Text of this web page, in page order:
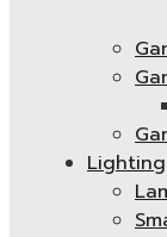
Lighting